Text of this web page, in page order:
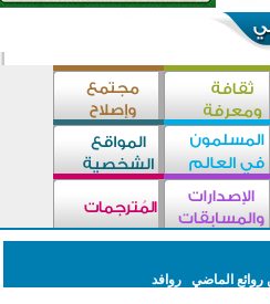
روائع الماضي روافد